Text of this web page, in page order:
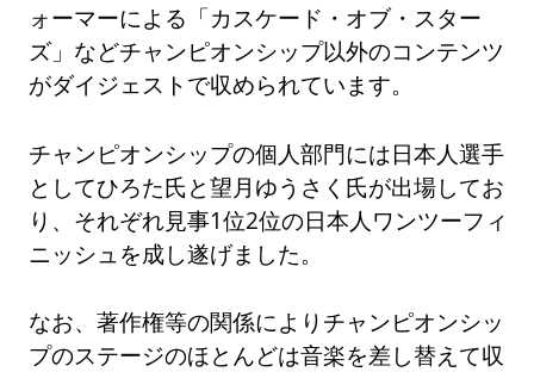
ォーマーによる「カスケード・オブ・スター
ズ」などチャンピオンシップ以外のコンテンツ
がダイジェストで収められています。
チャンピオンシップの個人部門には日本人選手
としてひろた氏と望月ゆうさく氏が出場してお
り、それぞれ見事1位2位の日本人ワンツーフィ
ニッシュを成し遂げました。
なお、著作権等の関係によりチャンピオンシッ
プのステージのほとんどは音楽を差し替えて収